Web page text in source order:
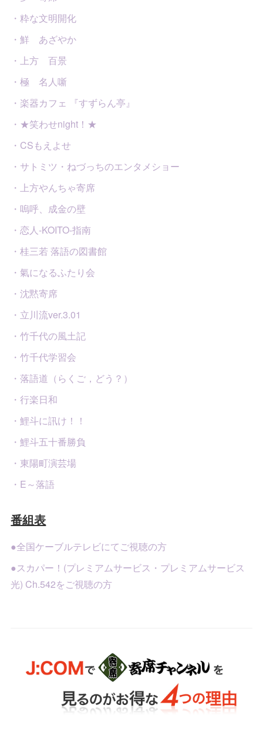
・粋な文明開化
・鮮 あざやか
・上方 百景
・極 名人噺
・楽器カフェ 『すずらん亭』
・★笑わせnight！★
・CSもえよせ
・サトミツ・ねづっちのエンタメショー
・上方やんちゃ寄席
・嗚呼、成金の壁
・恋人-KOITO-指南
・桂三若 落語の図書館
・氣になるふたり会
・沈黙寄席
・立川流ver.3.01
・竹千代の風土記
・竹千代学習会
・落語道（らくご，どう？）
・行楽日和
・鯉斗に訊け！！
・鯉斗五十番勝負
・東陽町演芸場
・E～落語
番組表
●全国ケーブルテレビにてご視聴の方
●スカパー！(プレミアムサービス・プレミアムサービス
光) Ch.542をご視聴の方